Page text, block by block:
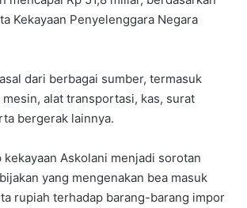
Kekayaan Penyelenggara Negara
dari berbagai sumber, termasuk
mesin, alat transportasi, kas, surat
bergerak lainnya.
Askolani menjadi sorotan
yang mengenakan bea masuk
rupiah terhadap barang-barang impor